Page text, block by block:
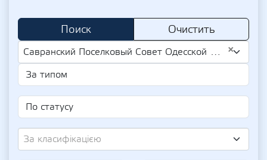
Поиск Очистить
×
Савранский Поселковый Совет Одесской Области (UA-EDR 04380548)
За класифікацією